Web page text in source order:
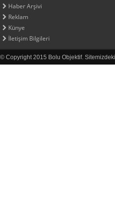
Haber Arşivi
Reklam
Künye
İletişim Bilgileri
© Copyright 2015 Bolu Objektif.